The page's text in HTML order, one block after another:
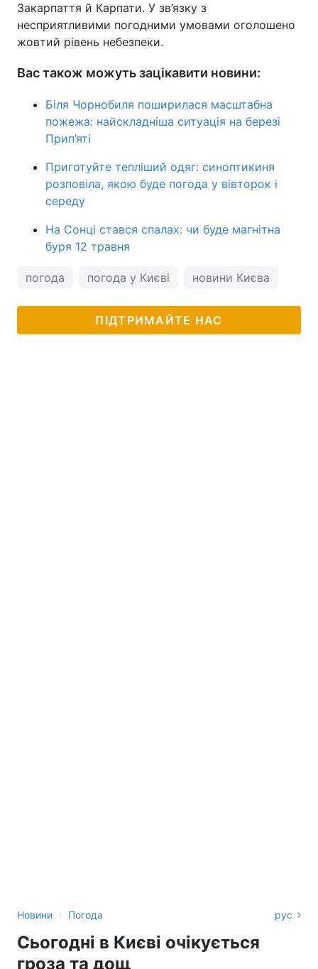
Закарпаття й Карпати. У зв’язку з
несприятливими погодними умовами оголошено
жовтий рівень небезпеки.
Вас також можуть зацікавити новини:
Біля Чорнобиля поширилася масштабна
пожежа: найскладніша ситуація на березі
Прип’яті
Приготуйте тепліший одяг: синоптикиня
розповіла, якою буде погода у вівторок і
середу
На Сонці стався спалах: чи буде магнітна
буря 12 травня
погода погода у Києві новини Києва
ПІДТРИМАЙТЕ НАС
Новини › Погода рус
Сьогодні в Києві очікується
гроза та дощ